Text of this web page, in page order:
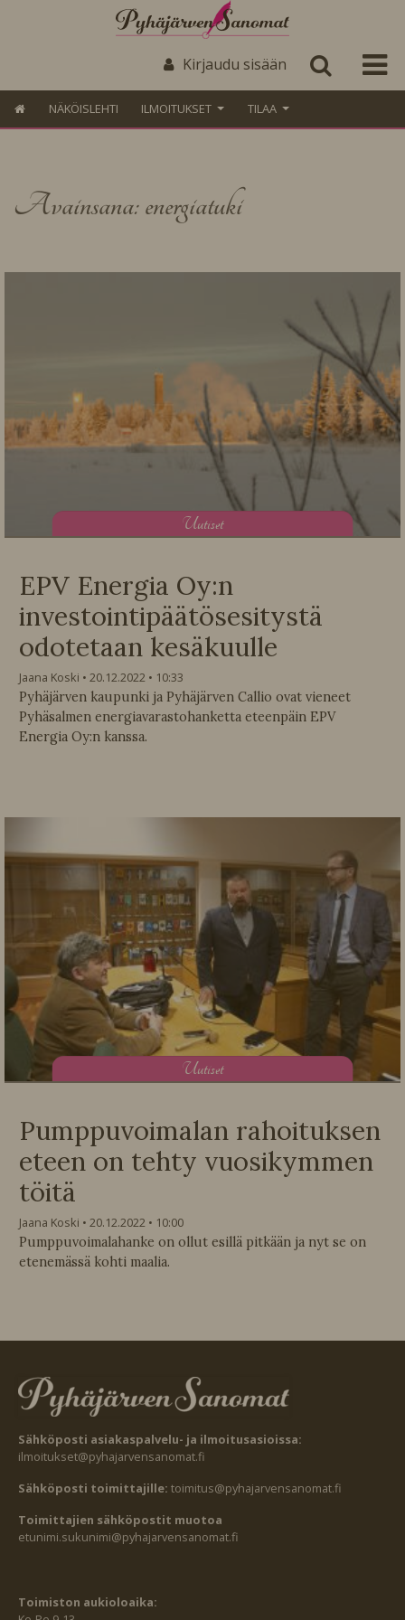
Kirjaudu sisään
NÄKÖISLEHTI ILMOITUKSET TILAA
Avainsana: energiatuki
Uutiset
EPV Energia Oy:n
investointipäätösesitystä
odotetaan kesäkuulle
Jaana Koski 20.12.2022
10:33
Pyhäjärven kaupunki ja Pyhäjärven Callio ovat vieneet
Pyhäsalmen energiavarastohanketta eteenpäin EPV
Energia Oy:n kanssa.
Uutiset
Pumppuvoimalan rahoituksen
eteen on tehty vuosikymmen
töitä
Jaana Koski 20.12.2022
10:00
Pumppuvoimalahanke on ollut esillä pitkään ja nyt se on
etenemässä kohti maalia.
Sähköposti asiakaspalvelu- ja ilmoitusasioissa:
ilmoitukset@pyhajarvensanomat.fi
Sähköposti toimittajille: toimitus@pyhajarvensanomat.fi
Toimittajien sähköpostit muotoa
etunimi.sukunimi@pyhajarvensanomat.fi
Toimiston aukioloaika: